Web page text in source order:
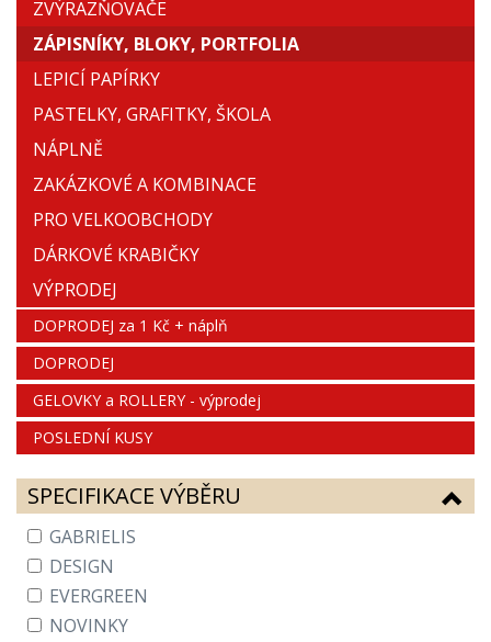
ZVÝRAZŇOVAČE
ZÁPISNÍKY, BLOKY, PORTFOLIA
LEPICÍ PAPÍRKY
PASTELKY, GRAFITKY, ŠKOLA
NÁPLNĚ
ZAKÁZKOVÉ A KOMBINACE
PRO VELKOOBCHODY
DÁRKOVÉ KRABIČKY
VÝPRODEJ
DOPRODEJ za 1 Kč + náplň
DOPRODEJ
GELOVKY a ROLLERY - výprodej
POSLEDNÍ KUSY
SPECIFIKACE VÝBĚRU
GABRIELIS
DESIGN
EVERGREEN
NOVINKY